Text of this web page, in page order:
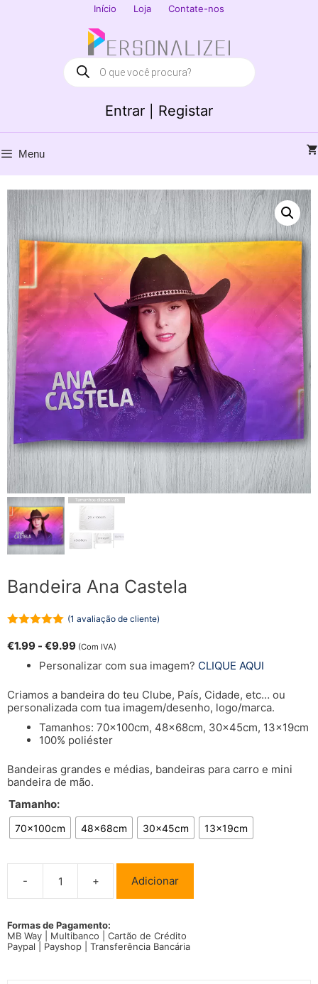
Início Loja Contate-nos
Entrar | Registar
Products
search
Menu
Bandeira Ana Castela
(1 avaliação de cliente)
€1.99 - €9.99 (Com IVA)
Personalizar com sua imagem? CLIQUE AQUI
Criamos a bandeira do teu Clube, País, Cidade, etc… ou
personalizada com tua imagem/desenho, logo/marca.
Tamanhos: 70x100cm, 48x68cm, 30x45cm, 13x19cm
100% poliéster
Bandeiras grandes e médias, bandeiras para carro e mini
bandeira de mão.
Tamanho:
70x100cm 48x68cm 30x45cm 13x19cm
-
Quantidade
de
Castela
+ Adicionar
Formas de Pagamento:
MB Way | Multibanco | Cartão de Crédito
Paypal | Payshop | Transferência Bancária